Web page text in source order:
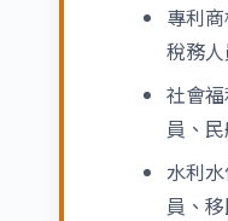
專利
稅務人
社會
員、
水利
員、